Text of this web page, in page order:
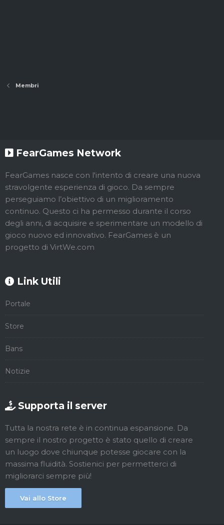
Membri
FearGames Network
FearGames nasce con l'intento di creare una nuova
stravolgente esperienza di gioco. Da sempre
perseguiamo l’obiettivo di un miglioramento
continuo. Questo ci ha permesso durante il corso
degli anni, di acquisire e sperimentare un modello di
gioco nuovo ed innovativo. FearGames è un
progetto di VirtWe.com
Link Utili
Portale
Store
Bans
Notizie
Supporta il server
Tutta la nostra rete è in continua espansione. Da
sempre il nostro progetto è stato quello di creare
un luogo dove chiunque potesse giocare con la
massima fluidità. Sostienici per permetterci di
migliorarci sempre più!
Vai allo Store